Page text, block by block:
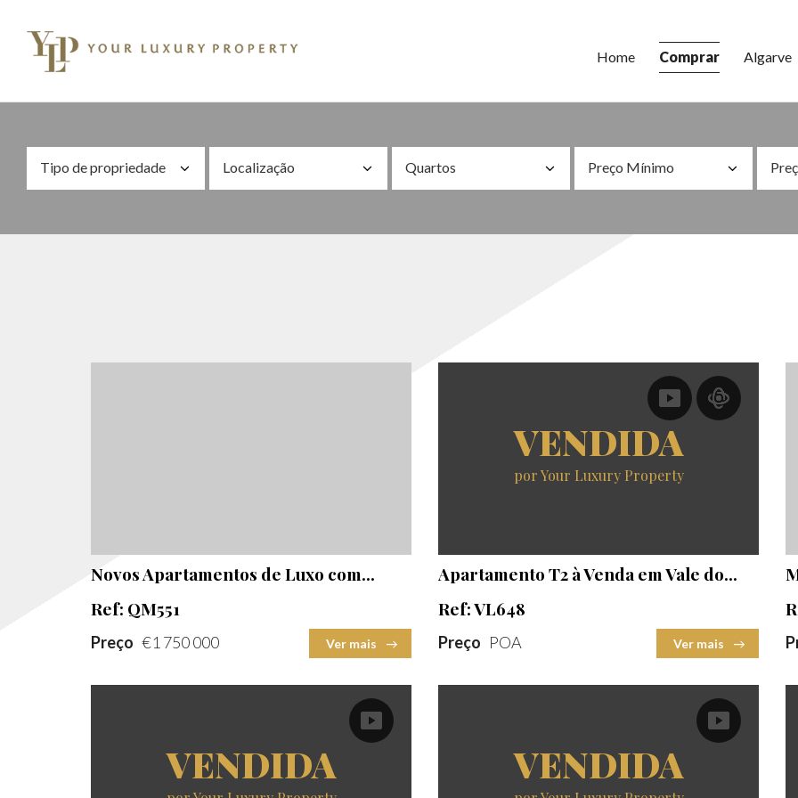
Home Comprar Algarve
Tipo de propriedade Localização Quartos Preço Mínimo
2
Novos Apartamentos de Luxo com...
Ref: QM551
Ver mais
Preço €1 750 000
VENDIDA
por Your Luxury Property
2
Apartamento T2 à Venda em Vale do...
Ref: VL648
Ver mais
Preço POA
VENDIDA VENDIDA